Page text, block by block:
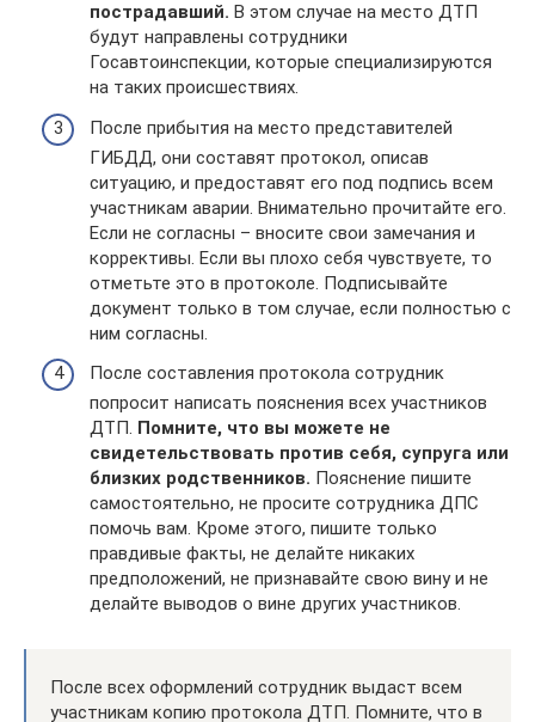
пострадавший. В этом случае на место ДТП
будут направлены сотрудники
Госавтоинспекции, которые специализируются
на таких происшествиях.
После прибытия на место представителей
ГИБДД, они составят протокол, описав
ситуацию, и предоставят его под подпись всем
участникам аварии. Внимательно прочитайте его.
Если не согласны – вносите свои замечания и
коррективы. Если вы плохо себя чувствуете, то
отметьте это в протоколе. Подписывайте
документ только в том случае, если полностью с
ним согласны.
После составления протокола сотрудник
попросит написать пояснения всех участников
ДТП. Помните, что вы можете не
свидетельствовать против себя, супруга или
близких родственников. Пояснение пишите
самостоятельно, не просите сотрудника ДПС
помочь вам. Кроме этого, пишите только
правдивые факты, не делайте никаких
предположений, не признавайте свою вину и не
делайте выводов о вине других участников.
После всех оформлений сотрудник выдаст всем
участникам копию протокола ДТП. Помните, что в